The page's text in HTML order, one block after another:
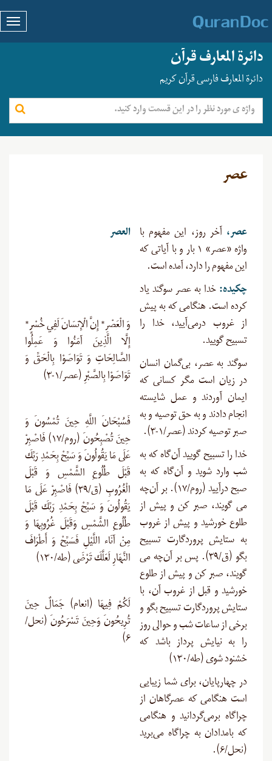
دائرة المعارف قرآن
دائرة المعارف فارسی قرآن کریم
عصر
عصر، آخر روز، این مفهوم با
واژه «عصر» ۱ بار و با آیاتی که
این مفهوم را دارد، آمده است.
چکیده: خدا به عصر سوگند یاد
کرده است. هنگامی که به پیش
از غروب درمی‌آیید، خدا را
تسبیح گویید.
سوگند به عصر، بی‌گمان انسان
در زیان است مگر کسانی که
ایمان آوردند و عمل شایسته
انجام دادند و به حق توصیه و به
صبر توصیه کردند (عصر/۱-۳).
خدا را تسبیح گویید آن‌گاه که به
شب وارد شوید و آن‌گاه که به
صبح درآیید (روم/۱۷). بر آن‌چه
مى‏ گویند، صبر کن و پیش از
طلوع خورشید و پیش از غروب
به ستایش پروردگارت تسبیح
بگو (ق/۳۹). پس بر آن‌چه مى‏
گویند، صبر کن و پیش از طلوع
خورشید و قبل از غروب آن، با
ستایش پروردگارت تسبیح بگو و
برخى از ساعات شب و حوالى روز
را به نیایش پرداز باشد که
خشنود شوی (طه/۱۳۰)
در چهارپایان، برای شما زیبایی
است هنگامی که عصرگاهان از
چراگاه برمی‌گردانید و هنگامی
که بامدادان به چراگاه می‌برید
(نحل/۶).
العصر
وَ الْعَصْرِ* إِنَّ الْإِنسَانَ لَفِي خُسْرٍ*
إِلَّا الَّذِينَ آمَنُوا وَ عَمِلُوا
الصَّالِحَاتِ وَ تَوَاصَوْا بِالْحَقِّ وَ
تَوَاصَوْا بِالصَّبْرِ (عصر/۱-۳)
فَسُبْحَانَ اللَّهِ حِينَ تُمْسُونَ وَ
حِينَ تُصْبِحُونَ (روم/۱۷) فَاصْبِرْ
عَلَى مَا يَقُولُونَ وَ سَبِّحْ بِحَمْدِ رَبِّكَ
قَبْلَ طُلُوعِ الشَّمْسِ وَ قَبْلَ
الْغُرُوبِ (ق/۳۹) فَاصْبِرْ عَلَى مَا
يَقُولُونَ وَ سَبِّحْ بِحَمْدِ رَبِّكَ قَبْلَ
طُلُوعِ الشَّمْسِ وَقَبْلَ غُرُوبِهَا وَ
مِنْ آنَاء اللَّيْلِ فَسَبِّحْ وَ أَطْرَافَ
النَّهَارِ لَعَلَّكَ تَرْضَى (طه/۱۳۰)
لَكُمْ فِيهَا (انعام) جَمَالٌ حِينَ
تُرِيحُونَ وَحِينَ تَسْرَحُونَ (نحل/
۶)